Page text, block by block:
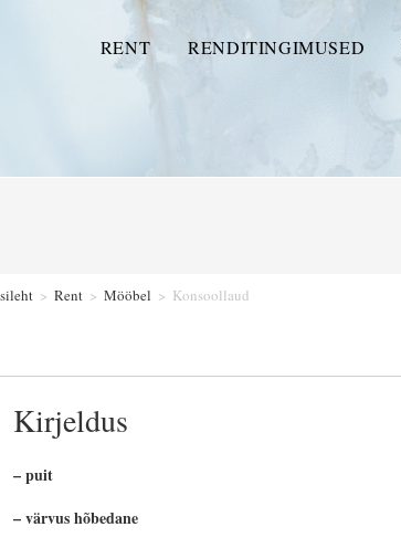
RENT RENDITINGIMUSED
> Rent > Mööbel > Konsoollaud
Kirjeldus
– puit
– värvus hõbedane